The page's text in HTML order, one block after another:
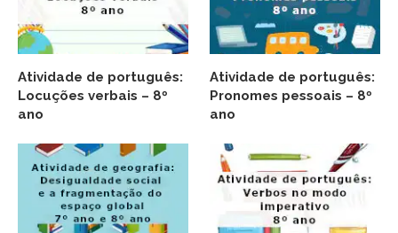
Atividade de português:
Locuções verbais – 8º
ano
Atividade de português:
Pronomes pessoais – 8º
ano